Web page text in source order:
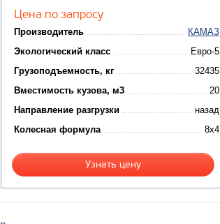
Цена по запросу
Производитель
КАМАЗ
Экологический класс
Евро-5
Грузоподъемность, кг
32435
Вместимость кузова, м3
20
Направление разгрузки
назад
Колесная формула
8x4
Узнать цену